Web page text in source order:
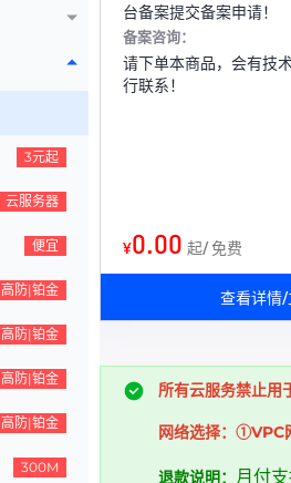
3元起
云服务器
便宜
高防|铂金
高防|铂金
高防|铂金
高防|铂金
300M
台备案提交备案申请！
备案咨询：
请下单本商品，会有技
行联系！
¥0.00 起/ 免费
查看详情
所有云服务禁止用
网络选择：①VPC
退款说明： 月付